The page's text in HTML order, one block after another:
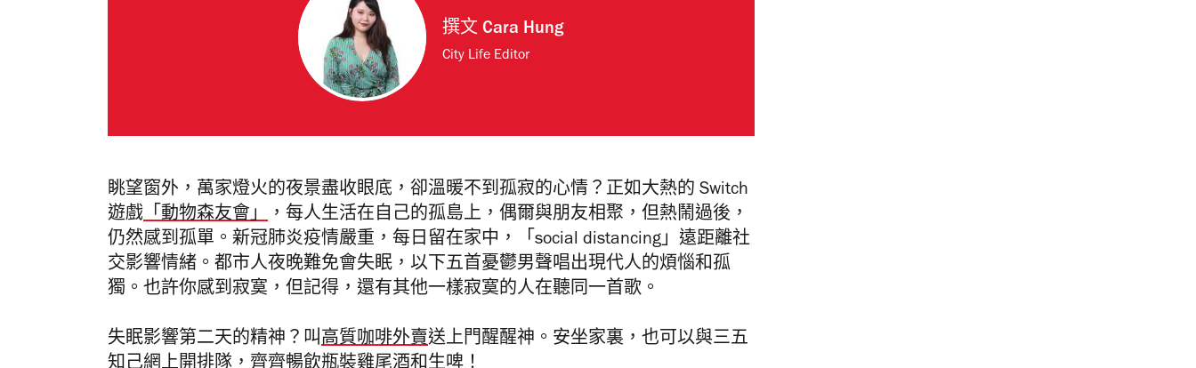
撰文Cara Hung
City Life Editor
眺望窗外，萬家燈火的夜景盡收眼底，卻溫暖不到孤寂的心情？正如大熱的 Switch
遊戲「動物森友會」 ，每人生活在自己的孤島上，偶爾與朋友相聚，但熱鬧過後，
仍然感到孤單。新冠肺炎疫情嚴重，每日留在家中，「social distancing」遠距離社
交影響情緒。都市人夜晚難免會失眠，以下五首憂鬱男聲唱出現代人的煩惱和孤
獨。也許你感到寂寞，但記得，還有其他一樣寂寞的人在聽同一首歌。
失眠影響第二天的精神？叫高質咖啡外賣送上門醒醒神。安坐家裏，也可以與三五